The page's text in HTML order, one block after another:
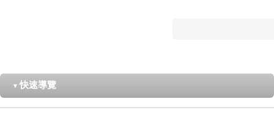
▼ 快速導覽